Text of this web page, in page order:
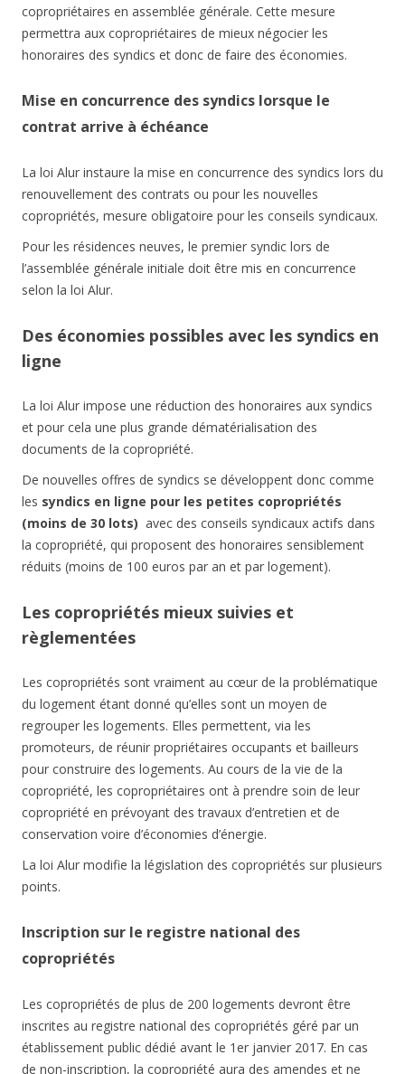
copropriétaires en assemblée générale. Cette mesure
permettra aux copropriétaires de mieux négocier les
honoraires des syndics et donc de faire des économies.
Mise en concurrence des syndics lorsque le
contrat arrive à échéance
La loi Alur instaure la mise en concurrence des syndics lors du
renouvellement des contrats ou pour les nouvelles
copropriétés, mesure obligatoire pour les conseils syndicaux.
Pour les résidences neuves, le premier syndic lors de
l’assemblée générale initiale doit être mis en concurrence
selon la loi Alur.
Des économies possibles avec les syndics en
ligne
La loi Alur impose une réduction des honoraires aux syndics
et pour cela une plus grande dématérialisation des
documents de la copropriété.
De nouvelles offres de syndics se développent donc comme
les syndics en ligne pour les petites copropriétés
(moins de 30 lots) avec des conseils syndicaux actifs dans
la copropriété, qui proposent des honoraires sensiblement
réduits (moins de 100 euros par an et par logement).
Les copropriétés mieux suivies et
règlementées
Les copropriétés sont vraiment au cœur de la problématique
du logement étant donné qu’elles sont un moyen de
regrouper les logements. Elles permettent, via les
promoteurs, de réunir propriétaires occupants et bailleurs
pour construire des logements. Au cours de la vie de la
copropriété, les copropriétaires ont à prendre soin de leur
copropriété en prévoyant des travaux d’entretien et de
conservation voire d’économies d’énergie.
La loi Alur modifie la législation des copropriétés sur plusieurs
points.
Inscription sur le registre national des
copropriétés
Les copropriétés de plus de 200 logements devront être
inscrites au registre national des copropriétés géré par un
établissement public dédié avant le 1er janvier 2017. En cas
de non-inscription, la copropriété aura des amendes et ne